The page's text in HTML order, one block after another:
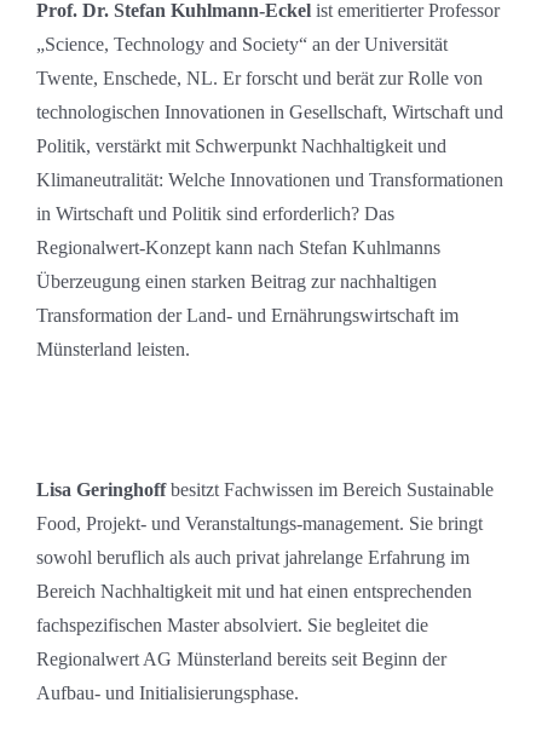
Prof. Dr. Stefan Kuhlmann-Eckel ist emeritierter Professor
„Science, Technology and Society“ an der Universität
Twente, Enschede, NL. Er forscht und berät zur Rolle von
technologischen Innovationen in Gesellschaft, Wirtschaft und
Politik, verstärkt mit Schwerpunkt Nachhaltigkeit und
Klimaneutralität: Welche Innovationen und Transformationen
in Wirtschaft und Politik sind erforderlich? Das
Regionalwert-Konzept kann nach Stefan Kuhlmanns
Überzeugung einen starken Beitrag zur nachhaltigen
Transformation der Land- und Ernährungswirtschaft im
Münsterland leisten.
Lisa Geringhoffbesitzt Fachwissen im Bereich Sustainable
Food, Projekt- und Veranstaltungs-management. Sie bringt
sowohl beruflich als auch privat jahrelange Erfahrung im
Bereich Nachhaltigkeit mit und hat einen entsprechenden
fachspezifischen Master absolviert. Sie begleitet die
Regionalwert AG Münsterland bereits seit Beginn der
Aufbau- und Initialisierungsphase.